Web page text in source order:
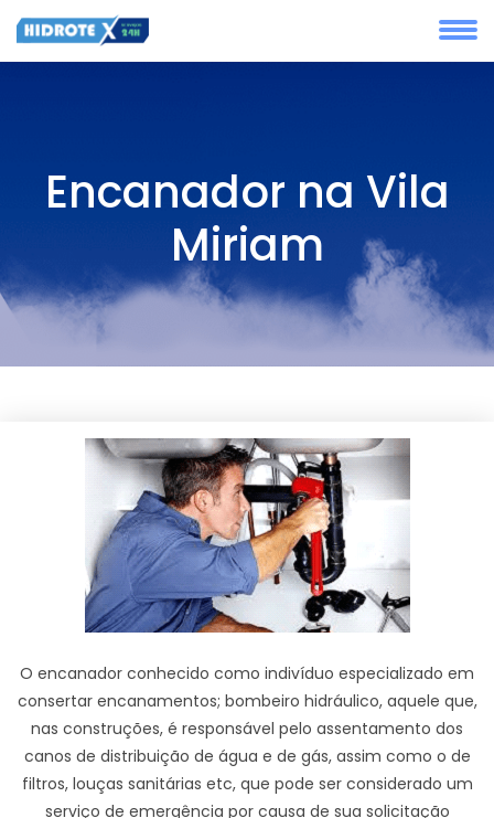
Encanador na Vila
Miriam
O encanador conhecido como indivíduo especializado em
consertar encanamentos; bombeiro hidráulico, aquele que,
nas construções, é responsável pelo assentamento dos
canos de distribuição de água e de gás, assim como o de
filtros, louças sanitárias etc, que pode ser considerado um
serviço de emergência por causa de sua solicitação